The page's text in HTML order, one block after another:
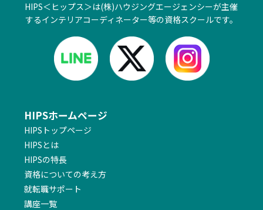
HIPS＜ヒップス＞は(株)ハウジングエージェンシーが主催
するインテリアコーディネーター等の資格スクールです。
HIPSホームページ
HIPSトップページ
HIPSとは
HIPSの特長
資格についての考え方
就転職サポート
講座一覧